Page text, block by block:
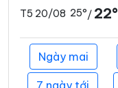
T5 20/08 25°/ 22°
Ngày mai
7 ngày tới